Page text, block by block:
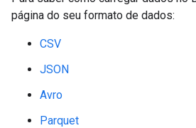
página do seu formato de dados:
CSV
JSON
Avro
Parquet